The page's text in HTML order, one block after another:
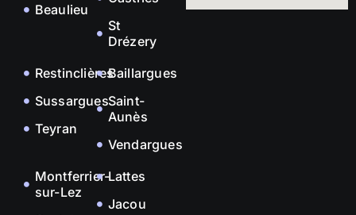
Beaulieu
St
Drézery
Restinclières
Sussargues
Teyran
Baillargues
Saint-
Aunès
Vendargues
Montferrier-
sur-Lez
Lattes
Jacou